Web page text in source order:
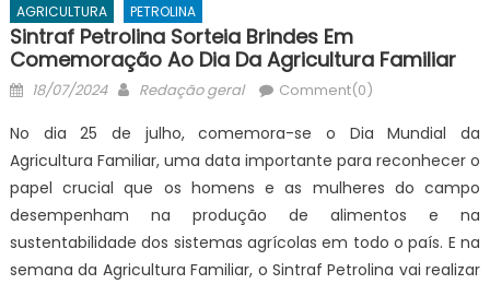
AGRICULTURA PETROLINA
Sintraf Petrolina Sorteia Brindes Em
Comemoração Ao Dia Da Agricultura Familiar
Posted
18/07/2024 Author
Redação geral Comment(0)
No dia 25 de julho, comemora-se o Dia Mundial da
Agricultura Familiar, uma data importante para reconhecer o
papel crucial que os homens e as mulheres do campo
desempenham na produção de alimentos e na
sustentabilidade dos sistemas agrícolas em todo o país. E na
semana da Agricultura Familiar, o Sintraf Petrolina vai realizar